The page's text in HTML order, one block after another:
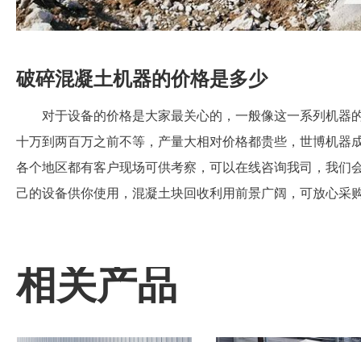
破碎混凝土机器的价格是多少
对于设备的价格是大家最关心的，一般像这一系列机器
十万到两百万之前不等，产量大相对价格都贵些，世博机器
各个地区都有客户现场可供考察，可以在线咨询我司，我们
己的设备供你使用，混凝土块回收利用前景广阔，可放心采
相关产品